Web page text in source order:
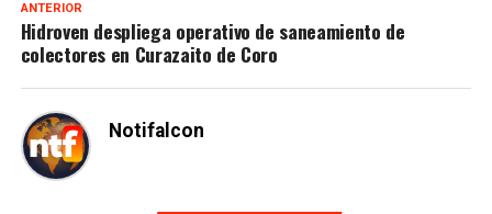
ANTERIOR
Hidroven despliega operativo de saneamiento de
colectores en Curazaito de Coro
Notifalcon